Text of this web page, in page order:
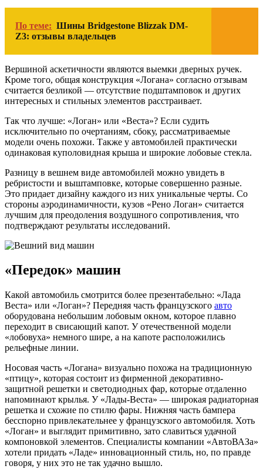
По теме: Шины Bridgestone Blizzak DM-
Z3: отзывы владельцев
Вершиной аскетичности являются выемки дверных ручек.
Кроме того, общая конструкция «Логана» согласно отзывам
считается безликой — отсутствие подштамповок и других
интересных и стильных элементов расстраивает.
Так что лучше: «Логан» или «Веста»? Если судить
исключительно по очертаниям, сбоку, рассматриваемые
модели очень похожи. Также у автомобилей практически
одинаковая куполовидная крыша и широкие лобовые стекла.
Разницу в вешнем виде автомобилей можно увидеть в
ребристости и выштамповке, которые совершенно разные.
Это придает дизайну каждого из них уникальные черты. Со
стороны аэродинамичности, кузов «Рено Логан» считается
лучшим для преодоления воздушного сопротивления, что
подтверждают результаты исследований.
«Передок» машин
Какой автомобиль смотрится более презентабельно: «Лада
Веста» или «Логан»? Передняя часть французского авто
оборудована небольшим лобовым окном, которое плавно
переходит в свисающий капот. У отечественной модели
«лобовуха» немного шире, а на капоте расположились
рельефные линии.
Носовая часть «Логана» визуально похожа на традиционную
«птицу», которая состоит из фирменной декоративно-
защитной решетки и светодиодных фар, которые отдаленно
напоминают крылья. У «Лады-Веста» — широкая радиаторная
решетка и схожие по стилю фары. Нижняя часть бампера
бесспорно привлекательнее у французского автомобиля. Хоть
«Логан» и выглядит примитивно, зато славиться удачной
компоновкой элементов. Специалисты компании «АвтоВАЗа»
хотели придать «Ладе» инновационный стиль, но, по правде
говоря, у них это не так удачно вышло.